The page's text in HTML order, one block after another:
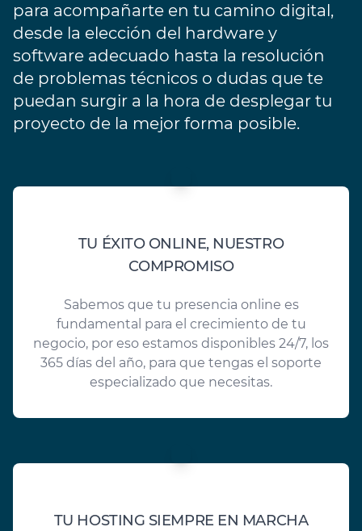
para acompañarte en tu camino digital,
desde la elección del hardware y
software adecuado hasta la resolución
de problemas técnicos o dudas que te
puedan surgir a la hora de desplegar tu
proyecto de la mejor forma posible.
TU ÉXITO ONLINE, NUESTRO
COMPROMISO
Sabemos que tu presencia online es
fundamental para el crecimiento de tu
negocio, por eso estamos disponibles 24/7, los
365 días del año, para que tengas el soporte
especializado que necesitas.
TU HOSTING SIEMPRE EN MARCHA